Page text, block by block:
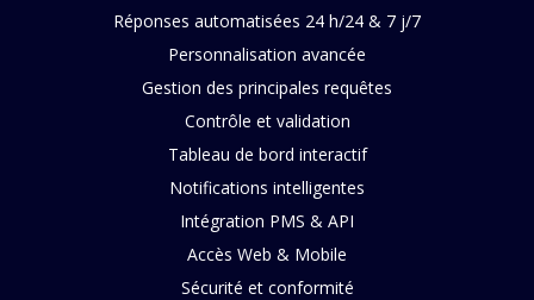
Réponses automatisées 24 h/24 & 7 j/7
Personnalisation avancée
Gestion des principales requêtes
Contrôle et validation
Tableau de bord interactif
Notifications intelligentes
Intégration PMS & API
Accès Web & Mobile
Sécurité et conformité